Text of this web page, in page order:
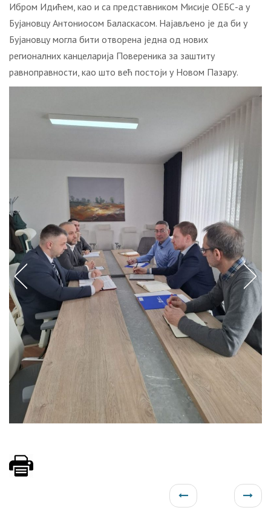
Ибром Идићем, као и са представником Мисије ОЕБС-а у
Бујановцу Антониосом Баласкасом. Најављено је да би у
Бујановцу могла бити отворена једна од нових
регионалних канцеларија Повереника за заштиту
равноправности, као што већ постоји у Новом Пазару.